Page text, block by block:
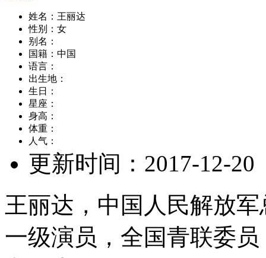
姓名： 王丽达
性别： 女
别名：
国籍： 中国
语言：
出生地：
生日：
星座：
身高：
体重：
人气：
更新时间： 2017-12-20
王丽达，中国人民解放
一级演员，全国青联委